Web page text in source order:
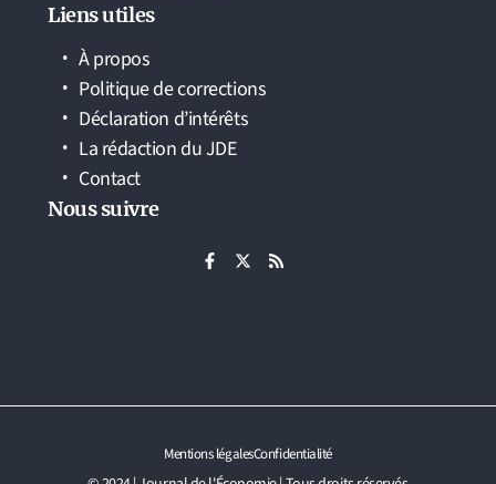
Liens utiles
À propos
Politique de corrections
Déclaration d’intérêts
La rédaction du JDE
Contact
Nous suivre
Mentions légalesConfidentialité